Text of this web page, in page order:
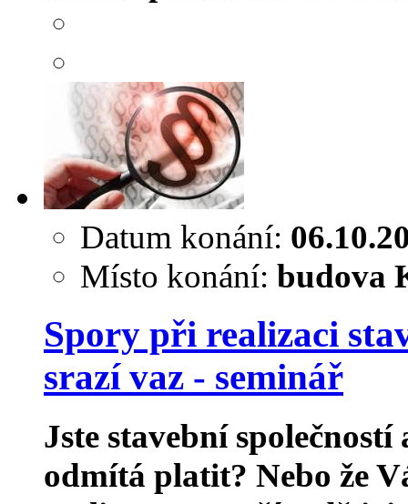
Datum konání:
Místo konání: budova
Spory při realizaci
srazí vaz - seminář
Jste stavební
odmítá platit? Nebo že